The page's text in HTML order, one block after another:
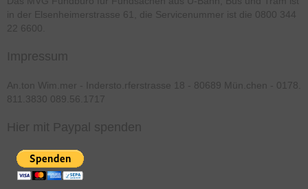
in der Elsenheimerstrasse 61, die Servicenummer ist die 0800 344
22 6600.
Impressum
An.ton Wim.mer - Indersto.rferstrasse 18 - 80689 Mün.chen - 0178.
811.3830 089.56.1717
Hier mit Paypal spenden